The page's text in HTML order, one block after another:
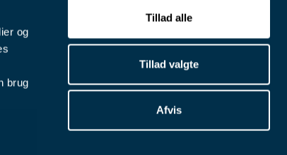
og
brug
Tillad alle
Tillad valgte
Afvis